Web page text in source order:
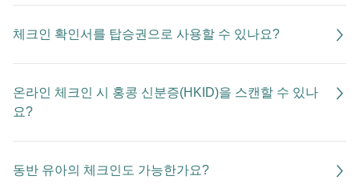
체크인 확인서를 탑승권으로 사용할 수 있나요?
온라인 체크인 시 홍콩 신분증(HKID)을 스캔할 수 있나
요?
동반 유아의 체크인도 가능한가요?